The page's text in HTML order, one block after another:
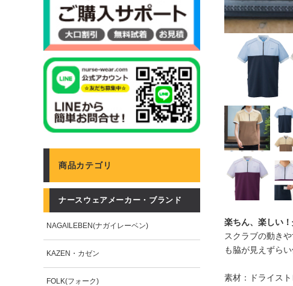
楽ちん、楽しい
スクラブの動き
も脇が見えずら
素材：ドライス
商品カテゴリ
ナースウェアメーカー・ブランド
NAGAILEBEN(ナガイレーベン)
KAZEN・カゼン
FOLK(フォーク)